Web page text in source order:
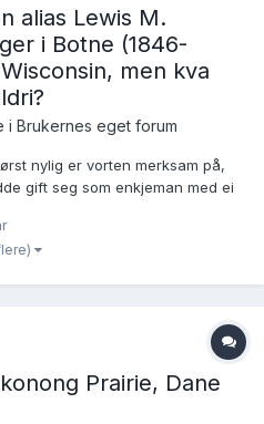
alias Lewis M.
i Botne (1846-
men kva
i Brukernes eget forum
nylig er vorten merksam på,
gift seg som enkjeman med ei
5915/35 Foreldri Martin
Prairie, Dane